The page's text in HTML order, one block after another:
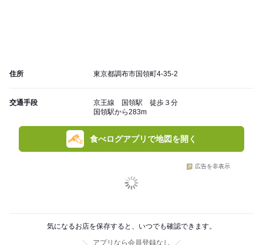
住所 東京都調布市国領町4-35-2
交通手段
京王線 国領駅 徒歩３分
国領駅から283m
食べログアプリで地図を開く
広告を非表示
気になるお店を保存すると、いつでも確認できます。
アプリなら会員登録なし